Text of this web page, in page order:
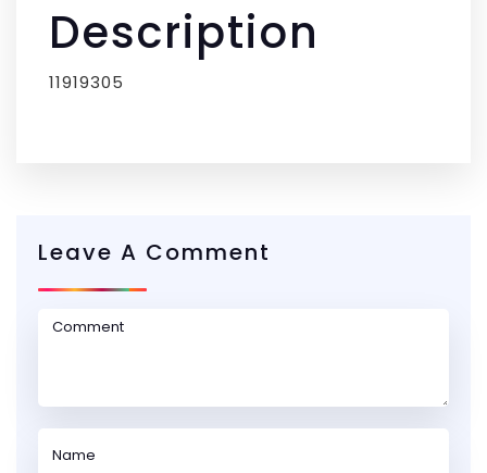
Description
11919305
Leave A Comment